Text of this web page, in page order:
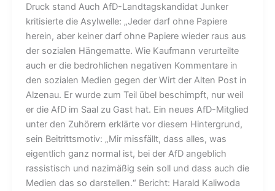
Druck stand Auch AfD-Landtagskandidat Junker
kritisierte die Asylwelle: „Jeder darf ohne Papiere
herein, aber keiner darf ohne Papiere wieder raus aus
der sozialen Hängematte. Wie Kaufmann verurteilte
auch er die bedrohlichen negativen Kommentare in
den sozialen Medien gegen der Wirt der Alten Post in
Alzenau. Er wurde zum Teil übel beschimpft, nur weil
er die AfD im Saal zu Gast hat. Ein neues AfD-Mitglied
unter den Zuhörern erklärte vor diesem Hintergrund,
sein Beitrittsmotiv: „Mir missfällt, dass alles, was
eigentlich ganz normal ist, bei der AfD angeblich
rassistisch und nazimäßig sein soll und dass auch die
Medien das so darstellen.“ Bericht: Harald Kaliwoda